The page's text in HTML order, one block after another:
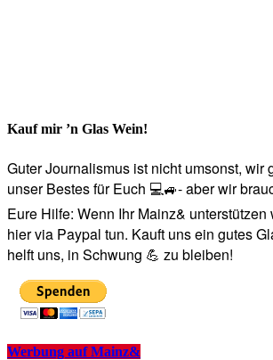
Kauf mir ’n Glas Wein!
Guter Journalismus ist nicht umsonst, wir
unser Bestes für Euch 💻🚙- aber wir
Eure Hilfe: Wenn Ihr Mainz& unterstützen
hier via Paypal tun. Kauft uns ein gutes
helft uns, in Schwung 💪 zu bleiben!
Werbung auf Mainz&